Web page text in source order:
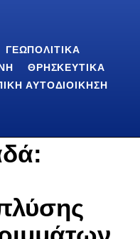
ΓΕΩΠΟΛΙΤΙΚΆ
ΘΡΗΣΚΕΥΤΙΚΆ
ΑΥΤΟΔΙΟΊΚΗΣΗ